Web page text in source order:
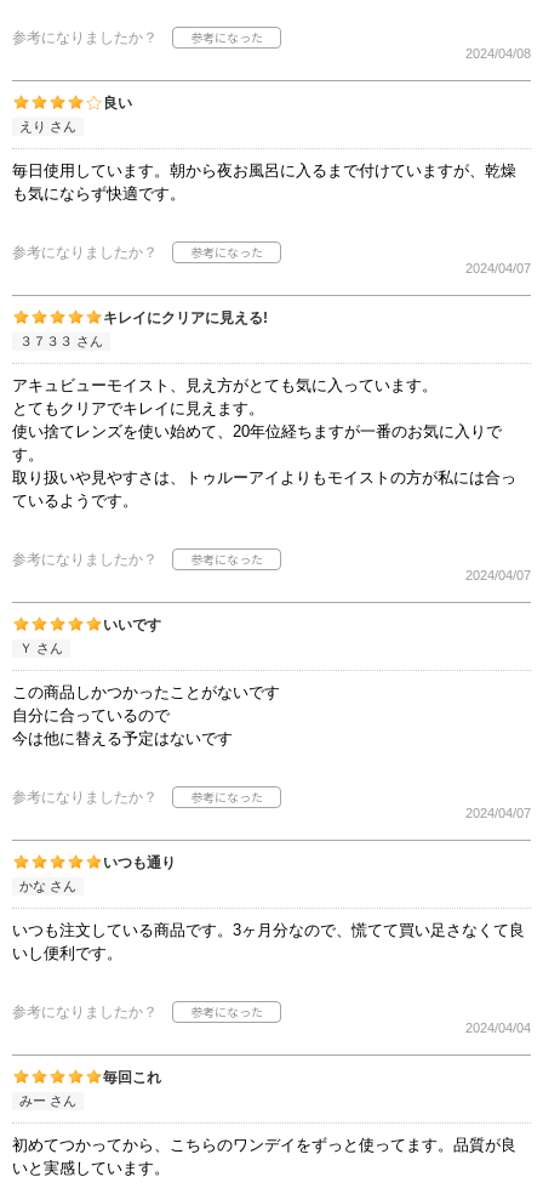
参考になりましたか？
2024/04/08
良い
えり さん
毎日使用しています。朝から夜お風呂に入るまで付けていますが、乾燥
も気にならず快適です。
参考になりましたか？
2024/04/07
キレイにクリアに見える!
３７３３ さん
アキュビューモイスト、見え方がとても気に入っています。
とてもクリアでキレイに見えます。
使い捨てレンズを使い始めて、20年位経ちますが一番のお気に入りで
す。
取り扱いや見やすさは、トゥルーアイよりもモイストの方が私には合っ
ているようです。
参考になりましたか？
2024/04/07
いいです
Ｙ さん
この商品しかつかったことがないです
自分に合っているので
今は他に替える予定はないです
参考になりましたか？
2024/04/07
いつも通り
かな さん
いつも注文している商品です。3ヶ月分なので、慌てて買い足さなくて良
いし便利です。
参考になりましたか？
2024/04/04
毎回これ
みー さん
初めてつかってから、こちらのワンデイをずっと使ってます。品質が良
いと実感しています。